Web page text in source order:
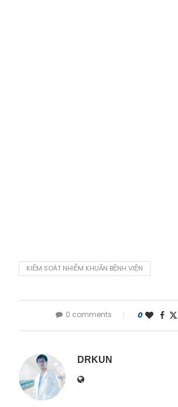
KIỂM SOÁT NHIỄM KHUẨN BỆNH VIỆN
0 comments 0
DRKUN